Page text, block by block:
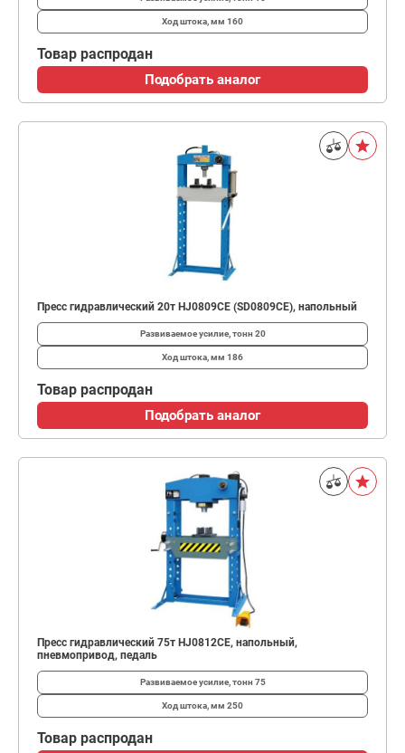
Ход штока, мм 160
Товар распродан
Подобрать аналог
Пресс гидравлический 20т HJ0809CE (SD0809CE), напольный
Развиваемое усилие, тонн 20
Ход штока, мм 186
Товар распродан
Подобрать аналог
Пресс гидравлический 75т HJ0812CE, напольный,
пневмопривод, педаль
Развиваемое усилие, тонн 75
Ход штока, мм 250
Товар распродан